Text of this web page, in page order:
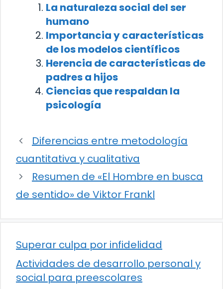
La naturaleza social del ser
humano
Importancia y características
de los modelos científicos
Herencia de características de
padres a hijos
Ciencias que respaldan la
psicología
Diferencias entre metodología
cuantitativa y cualitativa
Resumen de «El Hombre en busca
de sentido» de Viktor Frankl
Superar culpa por infidelidad
Actividades de desarrollo personal y
social para preescolares